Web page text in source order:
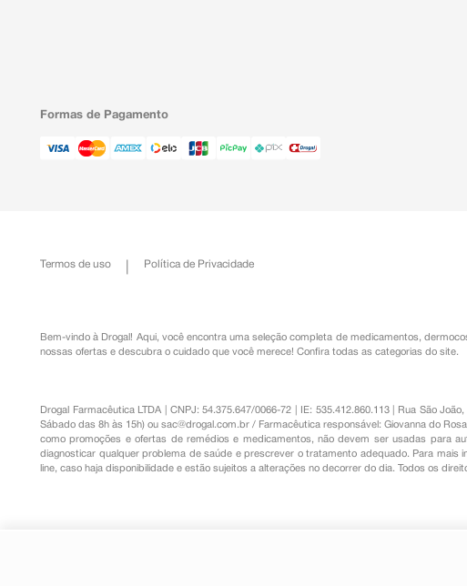
Formas de Pagamento
Termos de uso Política de Privacidade
Bem-vindo à Drogal! Aqui, você encontra uma seleção completa de medicamentos ,
nossas ofertas e descubra o cuidado que você merece! Confira todas as categorias do site.
Drogal Farmacêutica LTDA | CNPJ: 54.375.647/0066-72 | IE: 535.412.860.113 | Rua São
Sábado das 8h às 15h) ousac@drogal.com.br / Farmacêutica responsável: Giovanna do
como promoções e ofertas de remédios e medicamentos, não devem ser usadas para
diagnosticar qualquer problema de saúde e prescrever o tratamento adequado. Para
line, caso haja disponibilidade e estão sujeitos a alterações no decorrer do dia. Todos os